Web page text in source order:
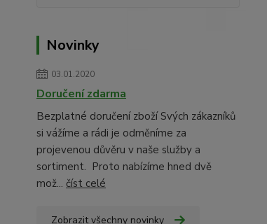
Novinky
03.01.2020
Doručení zdarma
Bezplatné doručení zboží Svých zákazníků
si vážíme a rádi je odměníme za
projevenou důvěru v naše služby a
sortiment. Proto nabízíme hned dvě
mož... číst celé
Zobrazit všechny novinky